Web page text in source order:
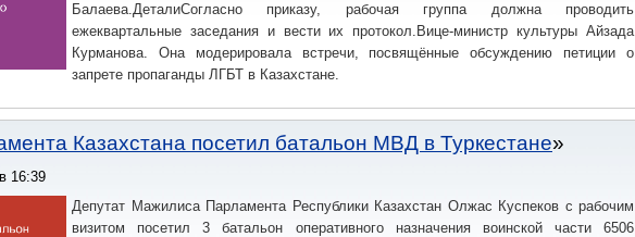
Балаева.ДеталиСогласно приказу, рабочая группа должна проводить
ежеквартальные заседания и вести их протокол.Вице-министр культуры Айзада
Курманова. Она модерировала встречи, посвящённые обсуждению петиции о
запрете пропаганды ЛГБТ в Казахстане.
Казахстана посетил батальон МВД в Туркестане
в 16:39
Депутат Мажилиса Парламента Республики Казахстан Олжас Куспеков с рабочим
визитом посетил 3 батальон оперативного назначения воинской части 6506